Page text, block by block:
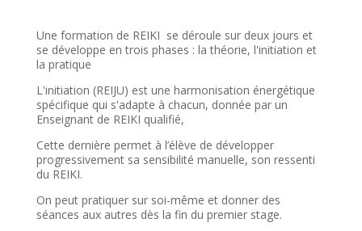
Une formation de REIKI se déroule sur deux jours et
se développe en trois phases : la théorie, l'initiation et
la pratique
L'initiation (REIJU) est une harmonisation énergétique
spécifique qui s'adapte à chacun, donnée par un
Enseignant de REIKI qualifié,
Cette dernière permet à l’élève de développer
progressivement sa sensibilité manuelle, son ressenti
du REIKI.
On peut pratiquer sur soi-même et donner des
séances aux autres dès la fin du premier stage.